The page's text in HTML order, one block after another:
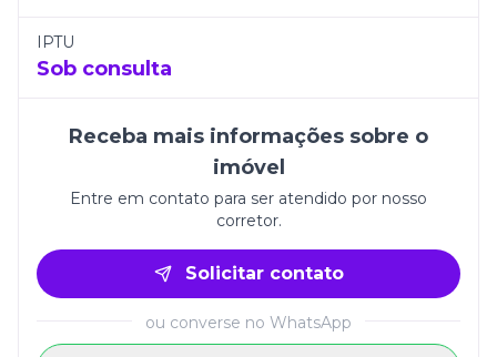
para quem deseja viver em um lugar que combina
qualidade de vida e valorização imobiliária.
IPTU
Sob consulta
Receba mais informações sobre o
imóvel
Entre em contato para ser atendido por nosso
corretor.
Solicitar contato
ou converse no WhatsApp